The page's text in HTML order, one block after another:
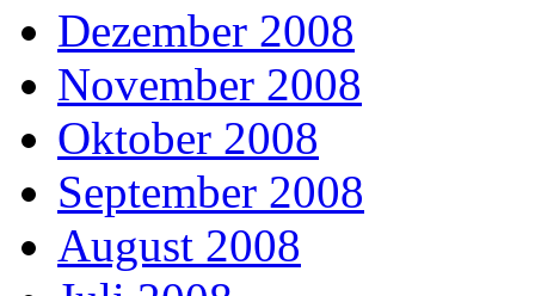
Dezember 2008
November 2008
Oktober 2008
September 2008
August 2008